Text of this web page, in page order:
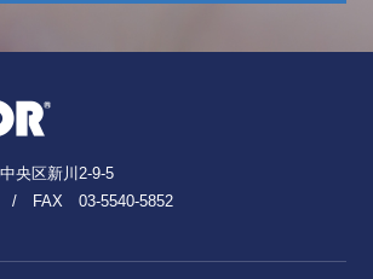
央区新川2-9-5
/ FAX 03-5540-5852